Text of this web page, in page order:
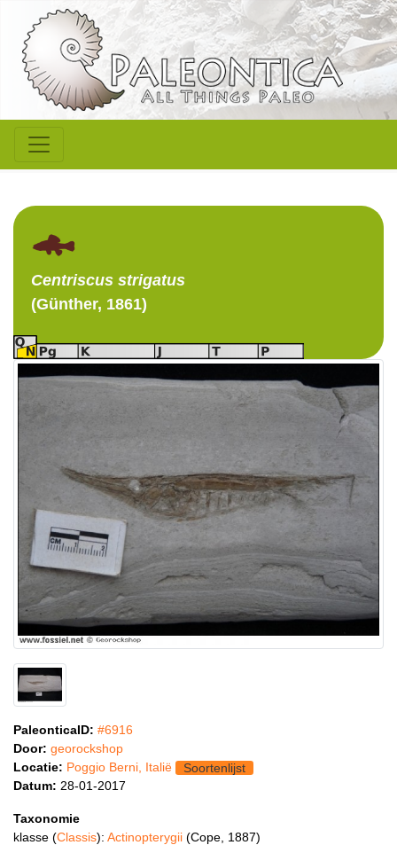
Centriscus strigatus
(Günther, 1861)
PaleonticaID: #6916
Door: georockshop
Locatie: Poggio Berni, Italië
Soortenlijst
Datum: 28-01-2017
Taxonomie
klasse (Classis): Actinopterygii (Cope, 1887)